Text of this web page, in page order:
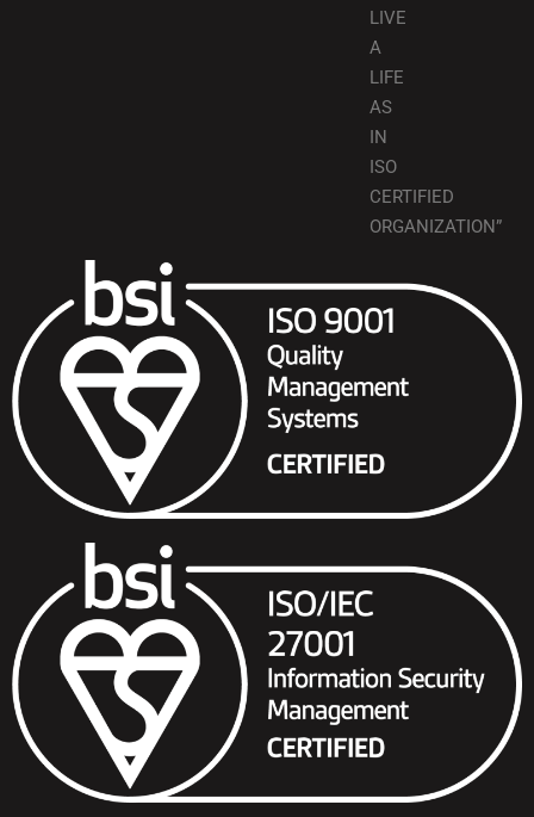
LIVE
A
LIFE
AS
IN
ISO
CERTIFIED
ORGANIZATION”